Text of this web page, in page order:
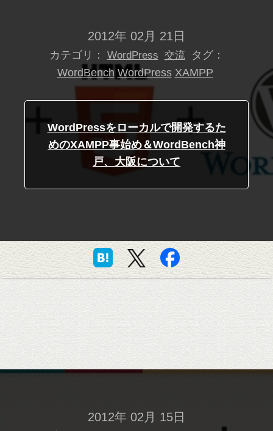
2012年 02月 21日
カテゴリ： WordPress 交流
タグ：
WordBench WordPress XAMPP
WordPressをローカルで開発するた
めのXAMPP事始め＆WordBench神
戸、大阪について
2012年 02月 15日